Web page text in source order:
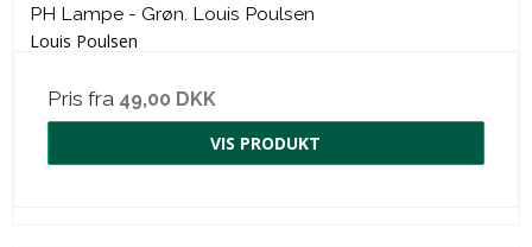
PH Lampe - Grøn. Louis Poulsen
Louis Poulsen
Pris fra 49,00 DKK
VIS PRODUKT